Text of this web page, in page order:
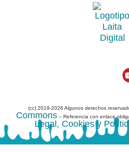
(cc) 2019-2026 Algunos derechos
Commons – Referencia con enlace
Legal, Cookies y